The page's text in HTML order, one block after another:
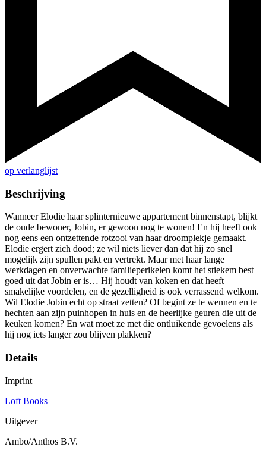
op verlanglijst
Beschrijving
Wanneer Elodie haar splinternieuwe appartement binnenstapt, blijkt
de oude bewoner, Jobin, er gewoon nog te wonen! En hij heeft ook
nog eens een ontzettende rotzooi van haar droomplekje gemaakt.
Elodie ergert zich dood; ze wil niets liever dan dat hij zo snel
mogelijk zijn spullen pakt en vertrekt. Maar met haar lange
werkdagen en onverwachte familieperikelen komt het stiekem best
goed uit dat Jobin er is… Hij houdt van koken en dat heeft
smakelijke voordelen, en de gezelligheid is ook verrassend welkom.
Wil Elodie Jobin echt op straat zetten? Of begint ze te wennen en te
hechten aan zijn puinhopen in huis en de heerlijke geuren die uit de
keuken komen? En wat moet ze met die ontluikende gevoelens als
hij nog iets langer zou blijven plakken?
Details
Imprint
Loft Books
Uitgever
Ambo/Anthos B.V.